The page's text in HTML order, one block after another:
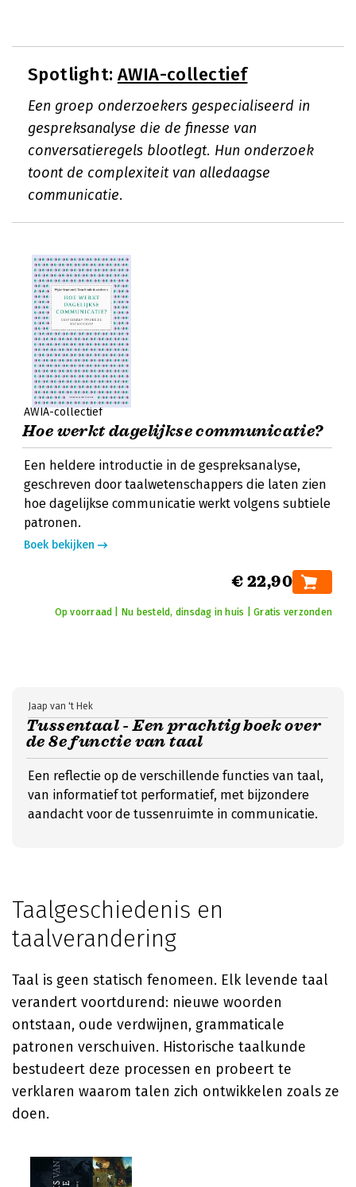
Spotlight: AWIA-collectief
Een groep onderzoekers gespecialiseerd in
gespreksanalyse die de finesse van
conversatieregels blootlegt. Hun onderzoek
toont de complexiteit van alledaagse
communicatie.
AWIA-collectief
Hoe werkt dagelijkse communicatie?
Een heldere introductie in de gespreksanalyse,
geschreven door taalwetenschappers die laten zien
hoe dagelijkse communicatie werkt volgens subtiele
patronen.
Boek bekijken
€ 22,90
Op voorraad | Nu besteld, dinsdag in huis | Gratis verzonden
Tussentaal - Een prachtig boek over
de 8e functie van taal
Jaap van 't Hek
Een reflectie op de verschillende functies van taal,
van informatief tot performatief, met bijzondere
aandacht voor de tussenruimte in communicatie.
Taalgeschiedenis en
taalverandering
Taal is geen statisch fenomeen. Elk levende taal
verandert voortdurend: nieuwe woorden
ontstaan, oude verdwijnen, grammaticale
patronen verschuiven. Historische taalkunde
bestudeert deze processen en probeert te
verklaren waarom talen zich ontwikkelen zoals ze
doen.